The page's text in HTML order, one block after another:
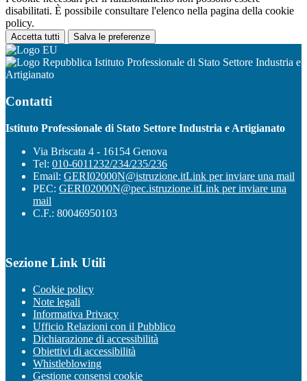
disabilitati. È possibile consultare l'elenco nella pagina della cookie
policy.
Accetta tutti Salva le preferenze
Istituto Professionale di Stato Settore Industria e
Artigianato
Contatti
Istituto Professionale di Stato Settore Industria e Artigianato
Via Briscata 4 - 16154 Genova
Tel: 010-6011232/234/235/236
Email: GERI02000N@istruzione.itLink per inviare una mail
PEC: GERI02000N@pec.istruzione.itLink per inviare una
mail
C.F.: 80046950103
Sezione Link Utili
Cookie policy
Note legali
Informativa Privacy
Ufficio Relazioni con il Pubblico
Dichiarazione di accessibilità
Obiettivi di accessibilità
Whistleblowing
Gestione consensi cookie